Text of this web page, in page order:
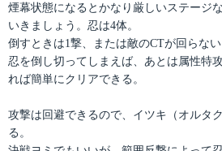
煙幕状態になるとかなり厳しいステージ
いきましょう。忍は4体。
倒すときは1撃、または敵のCTが回らない
忍を倒し切ってしまえば、あとは属性特
れば簡単にクリアできる。
攻撃は回避できるので、イツキ（オルタ
る。